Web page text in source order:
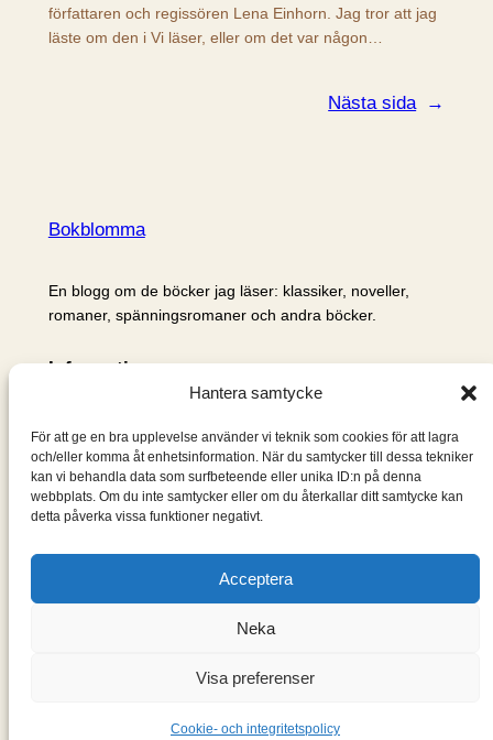
Hantera samtycke
För att ge en bra upplevelse använder vi teknik som cookies för att lagra
och/eller komma åt enhetsinformation. När du samtycker till dessa tekniker
kan vi behandla data som surfbeteende eller unika ID:n på denna
webbplats. Om du inte samtycker eller om du återkallar ditt samtycke kan
detta påverka vissa funktioner negativt.
Acceptera
Neka
Visa preferenser
Cookie- och integritetspolicy
författaren och regissören Lena Einhorn. Jag tror att jag
läste om den i Vi läser, eller om det var någon…
Nästa sida →
Bokblomma
En blogg om de böcker jag läser: klassiker, noveller,
romaner, spänningsromaner och andra böcker.
Information
Om mig & om bloggen
S
ö
k
WordPress